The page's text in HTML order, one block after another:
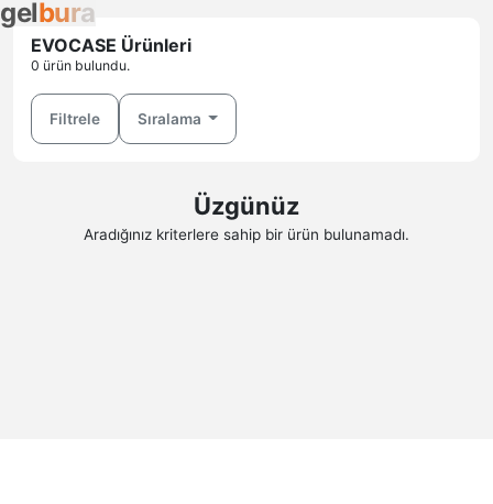
gelbura
EVOCASE Ürünleri
0 ürün bulundu.
Filtrele Sıralama
Üzgünüz
Aradığınız kriterlere sahip bir ürün bulunamadı.